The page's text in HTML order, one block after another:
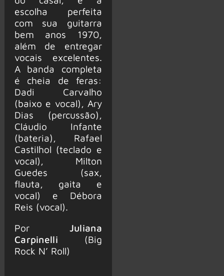
escolha perfeita
com sua guitarra
bem anos 1970,
além de entregar
vocais excelentes.
A banda completa
é cheia de feras:
Dadi Carvalho
(baixo e vocal), Ary
Dias (percussão),
Cláudio Infante
(bateria), Rafael
Castilhol (teclado e
vocal), Milton
Guedes (sax,
flauta, gaita e
vocal) e Débora
Reis (vocal).
Por Juliana
Carpinelli (Big
Rock N’ Roll)